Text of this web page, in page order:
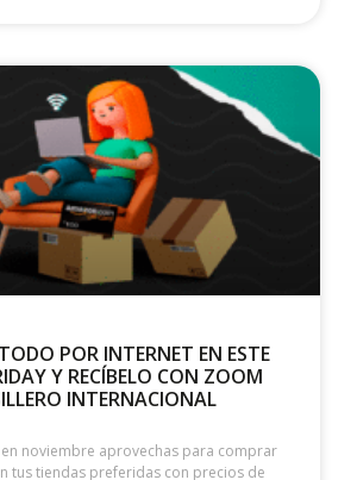
POR INTERNET EN ESTE
Y RECÍBELO CON ZOOM
INTERNACIONAL
noviembre aprovechas para comprar
tus tiendas preferidas con precios de